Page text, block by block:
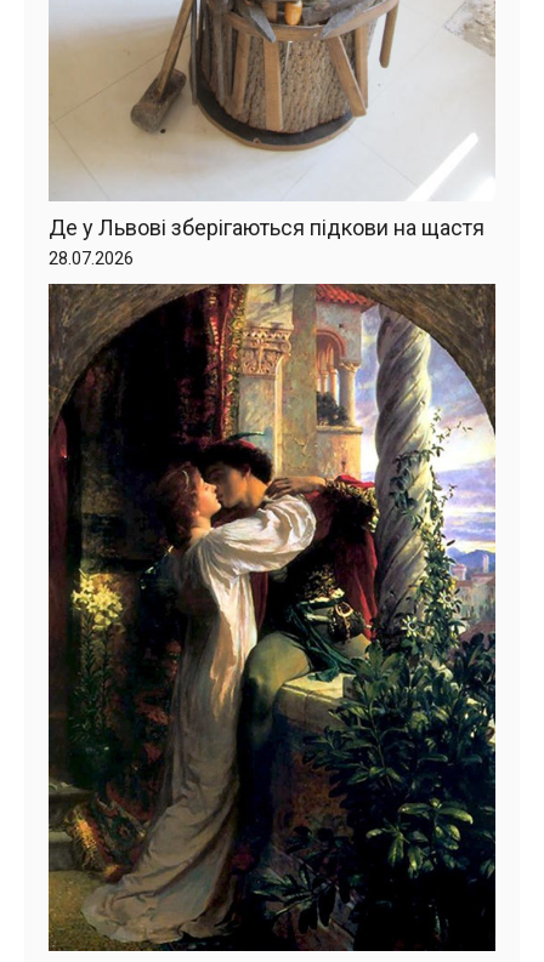
Де у Львові зберігаються підкови на щастя
28.07.2026